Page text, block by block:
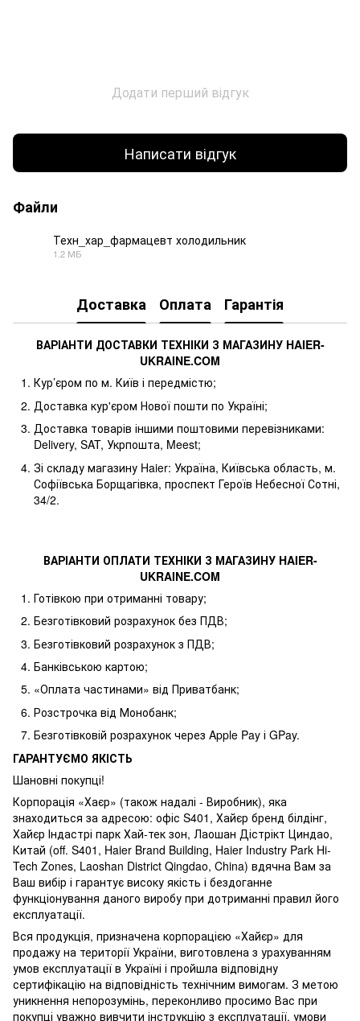
Додати перший відгук
Написати відгук
Файли
Техн_хар_фармацевт холодильник
1.2 МБ
Доставка Оплата Гарантія
ВАРІАНТИ ДОСТАВКИ ТЕХНІКИ З МАГАЗИНУ HAIER-
UKRAINE.COM
Кур’єром по м. Київ і передмістю;
Доставка кур'єром Нової пошти по Україні;
Доставка товарів іншими поштовими перевізниками:
Delivery, SAT, Укрпошта, Meest;
Зі складу магазину Haier: Україна, Київська область, м.
Софіївська Борщагівка, проспект Героїв Небесної Сотні,
34/2.
ВАРІАНТИ ОПЛАТИ ТЕХНІКИ З МАГАЗИНУ HAIER-
UKRAINE.COM
Готівкою при отриманні товару;
Безготівковий розрахунок без ПДВ;
Безготівковий розрахунок з ПДВ;
Банківською картою;
«Оплата частинами» від Приватбанк;
Розстрочка від Монобанк;
Безготівковій розрахунок через Apple Pay і GPay.
ГАРАНТУЄМО ЯКІСТЬ
Шановні покупці!
Корпорація «Хаєр» (також надалі - Виробник), яка
знаходиться за адресою: офіс S401, Хайєр бренд білдінг,
Хайєр Індастрі парк Хай-тек зон, Лаошан Дістрікт Циндао,
Китай (off. S401, Haier Brand Building, Haier Industry Park Hi-
Tech Zones, Laoshan District Qingdao, China) вдячна Вам за
Ваш вибір і гарантує високу якість і бездоганне
функціонування даного виробу при дотриманні правил його
експлуатації.
Вся продукція, призначена корпорацією «Хайєр» для
продажу на території України, виготовлена з урахуванням
умов експлуатації в Україні і пройшла відповідну
сертифікацію на відповідність технічним вимогам. З метою
уникнення непорозумінь, переконливо просимо Вас при
покупці уважно вивчити інструкцію з експлуатації, умови